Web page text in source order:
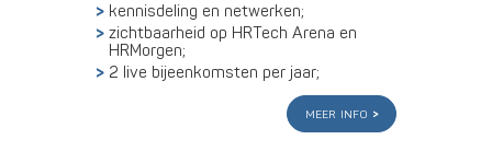
kennisdeling en netwerken;
zichtbaarheid op HRTech Arena en
HRMorgen;
2 live bijeenkomsten per jaar;
meer info